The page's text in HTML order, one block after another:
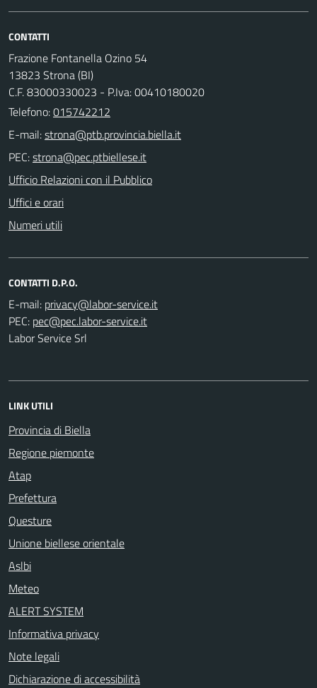
CONTATTI
Frazione Fontanella Ozino 54
13823 Strona (BI)
C.F. 83000330023 - P.Iva: 00410180020
Telefono:015742212
E-mail:
PEC:
Ufficio Relazioni con il Pubblico
Uffici e orari
Numeri utili
CONTATTI D.P.O.
E-mail:
PEC:
Labor Service Srl
LINK UTILI
Provincia di Biella
Regione piemonte
Atap
Prefettura
Questure
Unione biellese orientale
Aslbi
Meteo
ALERT SYSTEM
Informativa privacy
Note legali
Dichiarazione di accessibilità